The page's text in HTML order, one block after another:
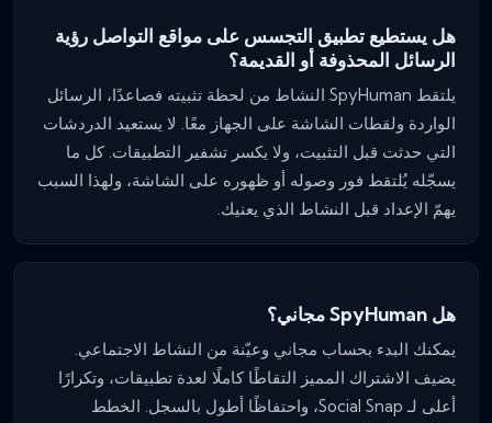
هل يستطيع تطبيق التجسس على مواقع التواصل رؤية
الرسائل المحذوفة أو القديمة؟
يلتقط SpyHuman النشاط من لحظة تثبيته فصاعدًا، الرسائل
الواردة ولقطات الشاشة على الجهاز معًا. لا يستعيد الدردشات
التي حدثت قبل التثبيت، ولا يكسر تشفير التطبيقات. كل ما
يسجّله يُلتقط فور وصوله أو ظهوره على الشاشة، ولهذا السبب
يهمّ الإعداد قبل النشاط الذي يعنيك.
هل SpyHuman مجاني؟
يمكنك البدء بحساب مجاني وعيّنة من النشاط الاجتماعي.
يضيف الاشتراك المميز التقاطًا كاملًا لعدة تطبيقات، وتكرارًا
أعلى لـ Social Snap، واحتفاظًا أطول بالسجل. الخطط